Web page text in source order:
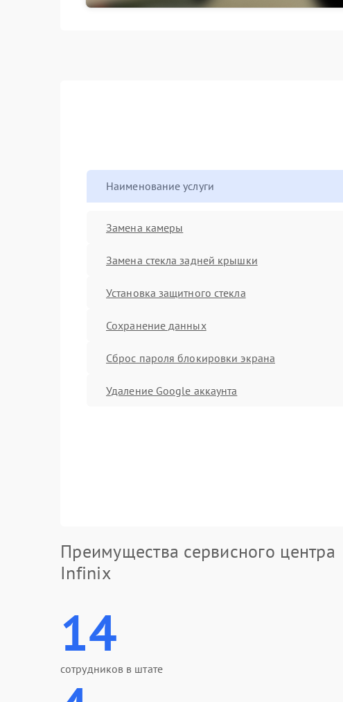
Наименование услуги
Замена камеры
Замена стекла задней крышки
Установка защитного стекла
Сохранение данных
Сброс пароля блокировки экрана
Удаление Google аккаунта
Преимущества сервисного центра
Infinix
14
сотрудников в штате